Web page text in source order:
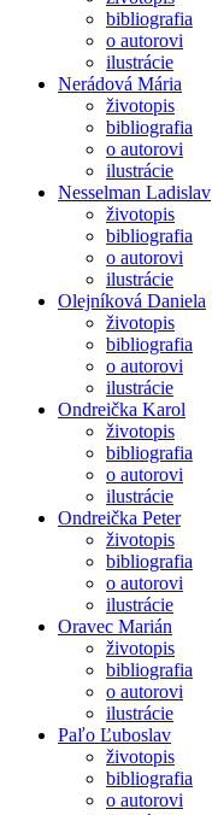
bibliografia
o autorovi
ilustrácie
Nerádová Mária
životopis
bibliografia
o autorovi
ilustrácie
Nesselman Ladislav
životopis
bibliografia
o autorovi
ilustrácie
Olejníková Daniela
životopis
bibliografia
o autorovi
ilustrácie
Ondreička Karol
životopis
bibliografia
o autorovi
ilustrácie
Ondreička Peter
životopis
bibliografia
o autorovi
ilustrácie
Oravec Marián
životopis
bibliografia
o autorovi
ilustrácie
Paľo Ľuboslav
životopis
bibliografia
o autorovi